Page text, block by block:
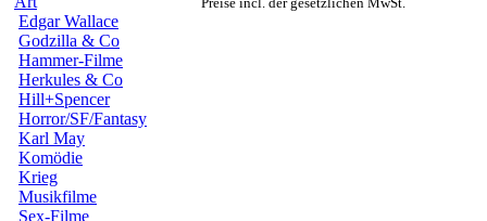
Edgar Wallace
Godzilla & Co
Hammer-Filme
Herkules & Co
Hill+Spencer
Horror/SF/Fantasy
Karl May
Komödie
Krieg
Musikfilme
Sex-Filme